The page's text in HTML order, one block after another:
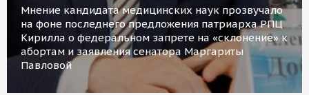
Мнение кандидата медицинских наук прозвучало
на фоне последнего предложения патриарха РПЦ
Кирилла о федеральном запрете на «склонение» к
абортам и заявления сенатора Маргариты
Павловой